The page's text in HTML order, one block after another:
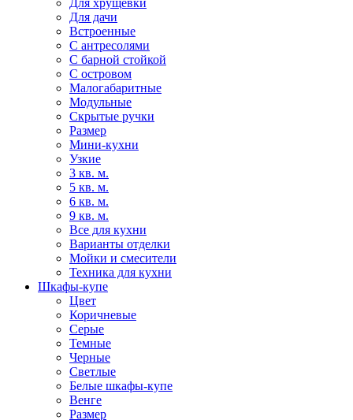
Для хрущевки
Для дачи
Встроенные
С антресолями
С барной стойкой
С островом
Малогабаритные
Модульные
Скрытые ручки
Размер
Мини-кухни
Узкие
3 кв. м.
5 кв. м.
6 кв. м.
9 кв. м.
Все для кухни
Варианты отделки
Мойки и смесители
Техника для кухни
Шкафы-купе
Цвет
Коричневые
Серые
Темные
Черные
Светлые
Белые шкафы-купе
Венге
Размер